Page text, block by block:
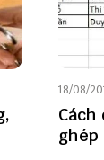
18/08/
Cách
ghép